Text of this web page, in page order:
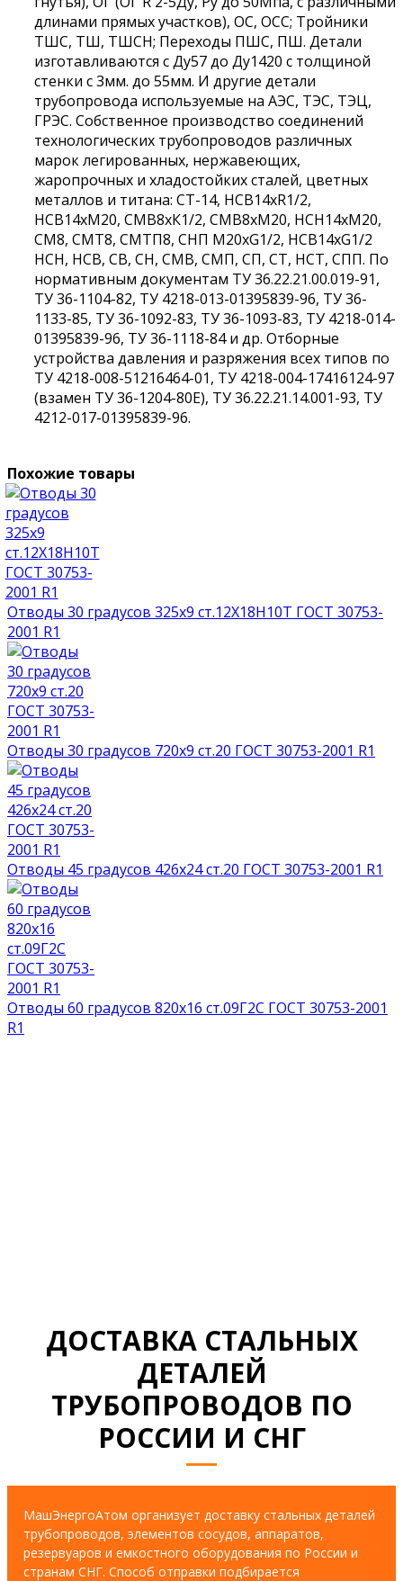
длинами прямых участков), ОС, ОСС; Тройники
ТШС, ТШ, ТШСН; Переходы ПШС, ПШ. Детали
изготавливаются с Ду57 до Ду1420 с толщиной
стенки с 3мм. до 55мм. И другие детали
трубопровода используемые на АЭС, ТЭС, ТЭЦ,
ГРЭС. Собственное производство соединений
технологических трубопроводов различных
марок легированных, нержавеющих,
жаропрочных и хладостойких сталей, цветных
металлов и титана: СТ-14, НСВ14хR1/2,
НСВ14хМ20, СМВ8хК1/2, СМВ8хМ20, НСН14хМ20,
СМ8, СМТ8, СМТП8, СНП М20хG1/2, НСВ14хG1/2
НСН, НСВ, СВ, СН, СМВ, СМП, СП, СТ, НСТ, СПП. По
нормативным документам ТУ 36.22.21.00.019-91,
ТУ 36-1104-82, ТУ 4218-013-01395839-96, ТУ 36-
1133-85, ТУ 36-1092-83, ТУ 36-1093-83, ТУ 4218-014-
01395839-96, ТУ 36-1118-84 и др. Отборные
устройства давления и разряжения всех типов по
ТУ 4218-008-51216464-01, ТУ 4218-004-17416124-97
(взамен ТУ 36-1204-80Е), ТУ 36.22.21.14.001-93, ТУ
4212-017-01395839-96.
Похожие товары
Отводы 30 градусов 325х9 ст.12Х18Н10Т ГОСТ 30753-
2001 R1
Отводы 30 градусов 720х9 ст.20 ГОСТ 30753-2001 R1
Отводы 45 градусов 426х24 ст.20 ГОСТ 30753-2001 R1
Отводы 60 градусов 820х16 ст.09Г2С ГОСТ 30753-2001
R1
ДОСТАВКА СТАЛЬНЫХ
ДЕТАЛЕЙ
ТРУБОПРОВОДОВ ПО
РОССИИ И СНГ
МашЭнергоАтом организует доставку стальных деталей
трубопроводов, элементов сосудов, аппаратов,
резервуаров и емкостного оборудования по России и
странам СНГ. Способ отправки подбирается